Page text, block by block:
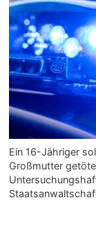
Ein 16-Jähriger
Großmutter